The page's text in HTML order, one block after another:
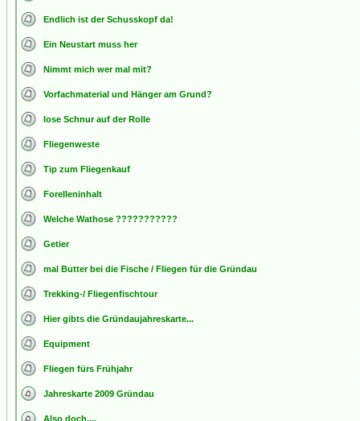
Endlich ist der Schusskopf da!
Ein Neustart muss her
Nimmt mich wer mal mit?
Vorfachmaterial und Hänger am Grund?
lose Schnur auf der Rolle
Fliegenweste
Tip zum Fliegenkauf
Forelleninhalt
Welche Wathose ???????????
Getier
mal Butter bei die Fische / Fliegen für die Gründau
Trekking-/ Fliegenfischtour
Hier gibts die Gründaujahreskarte...
Equipment
Fliegen fürs Frühjahr
Jahreskarte 2009 Gründau
Also doch....